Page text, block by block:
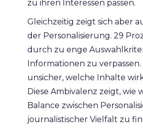
zu ihren Interessen passen.
Gleichzeitig zeigt sich aber
der Personalisierung. 29
durch zu enge
Informationen zu verpassen.
unsicher, welche Inhalte
Diese Ambivalenz zeigt, wie
Balance zwischen
journalistischer Vielfalt zu